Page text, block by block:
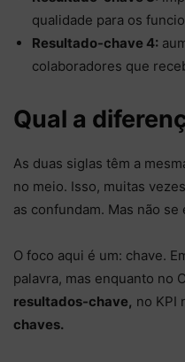
qualidade para os
Resultado-chave 4:
colaboradores que
Qual a
As duas siglas têm a
no meio. Isso, muitas
as confundam. Mas não
O foco aqui é um: chave.
palavra, mas enquanto no
resultados-chave, no KPI
chaves.